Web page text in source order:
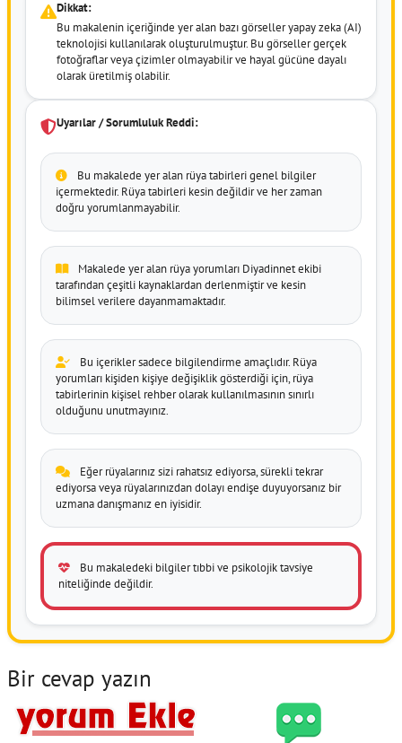
Dikkat:
Bu makalenin içeriğinde yer alan bazı görseller yapay zeka (AI)
teknolojisi kullanılarak oluşturulmuştur. Bu görseller gerçek
fotoğraflar veya çizimler olmayabilir ve hayal gücüne dayalı
olarak üretilmiş olabilir.
Uyarılar / Sorumluluk Reddi:
Bu makalede yer alan rüya tabirleri genel bilgiler
içermektedir. Rüya tabirleri kesin değildir ve her zaman
doğru yorumlanmayabilir.
Makalede yer alan rüya yorumları Diyadinnet ekibi
tarafından çeşitli kaynaklardan derlenmiştir ve kesin
bilimsel verilere dayanmamaktadır.
Bu içerikler sadece bilgilendirme amaçlıdır. Rüya
yorumları kişiden kişiye değişiklik gösterdiği için, rüya
tabirlerinin kişisel rehber olarak kullanılmasının sınırlı
olduğunu unutmayınız.
Eğer rüyalarınız sizi rahatsız ediyorsa, sürekli tekrar
ediyorsa veya rüyalarınızdan dolayı endişe duyuyorsanız bir
uzmana danışmanız en iyisidir.
Bu makaledeki bilgiler tıbbi ve psikolojik tavsiye
niteliğinde değildir.
Bir cevap yazın